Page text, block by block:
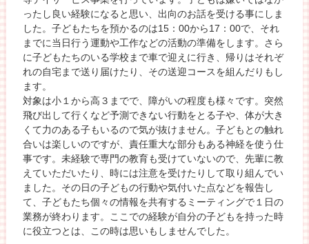
ったし良い経験になると思い、出向のお話を受ける事にしま
した。子どもたちを預かるのは15：00から17：00で、それ
までに当日行う運動や工作などの活動の準備をします。さら
に子どもたちのいる学校まで車で迎えに行き、帰りはそれぞ
れの自宅まで送り届けたり、その送迎コースを組んだりもし
ます。
対象は小１から高３までで、障がいの程度も様々です。突然
飛び出して行くなど予測できない行動をとる子や、体が大き
くて力のある子もいるので気が抜けません。子どもとの触れ
合いは楽しいのですが、責任重大な部分もある神経を使う仕
事です。未経験で専門の教育も受けていないので、先輩に教
えていただいたり、時には注意を受けたりして取り組んでい
ました。その日の子どもの行動や気付いた点などを報告し
て、子どもたち個々の情報を共有するミーティングで１日の
業務が終わります。ここでの経験が自分の子どもを持った時
に役立つとは、この時は思いもしませんでした。